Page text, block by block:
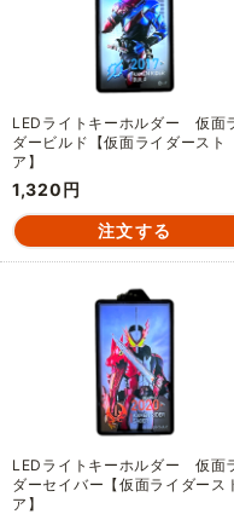
LEDライトキーホルダー 仮面
ダービルド【仮面ライダースト
ア】
1,320円
LEDライトキーホルダー 仮面
ダーセイバー【仮面ライダース
ア】